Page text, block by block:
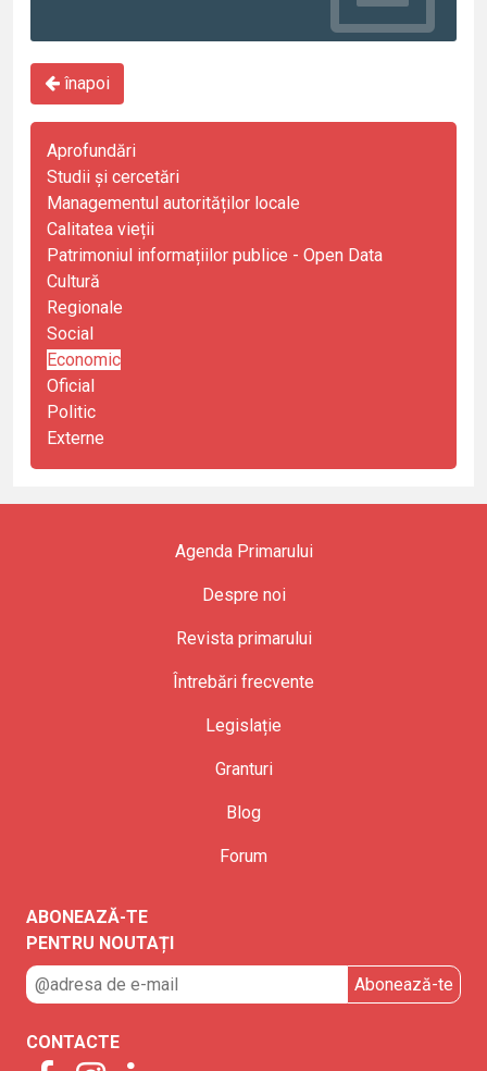
înapoi
Aprofundări
Studii și cercetări
Managementul autorităților locale
Calitatea vieții
Patrimoniul informațiilor publice - Open Data
Cultură
Regionale
Social
Economic
Oficial
Politic
Externe
Agenda Primarului
Despre noi
Revista primarului
Întrebări frecvente
Legislație
Granturi
Blog
Forum
ABONEAZĂ-TE
PENTRU NOUTAȚI
CONTACTE